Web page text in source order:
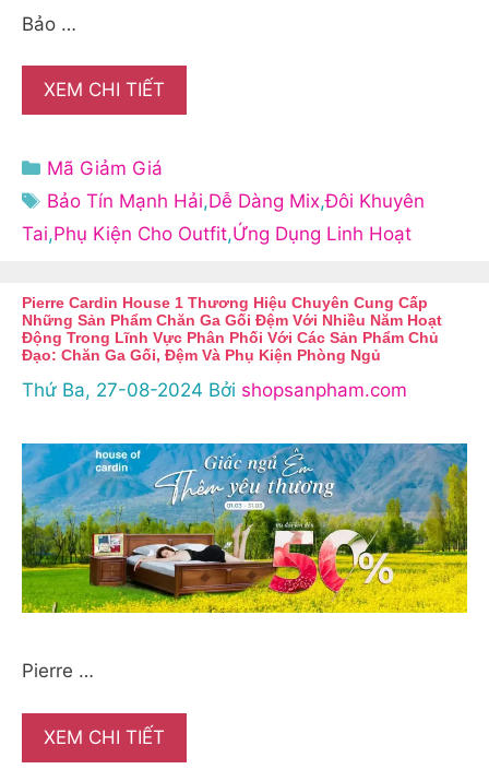
Bảo …
XEM CHI TIẾT
Danh
mục
Mã Giảm Giá
Thẻ
Bảo Tín Mạnh Hải,Dễ Dàng Mix,Đôi Khuyên
Tai,Phụ Kiện Cho Outfit,Ứng Dụng Linh Hoạt
Pierre Cardin House 1 Thương Hiệu Chuyên Cung Cấp
Những Sản Phẩm Chăn Ga Gối Đệm Với Nhiều Năm Hoạt
Động Trong Lĩnh Vực Phân Phối Với Các Sản Phẩm Chủ
Đạo: Chăn Ga Gối, Đệm Và Phụ Kiện Phòng Ngủ
Thứ Ba, 27-08-2024 Bởi shopsanpham.com
Pierre …
XEM CHI TIẾT